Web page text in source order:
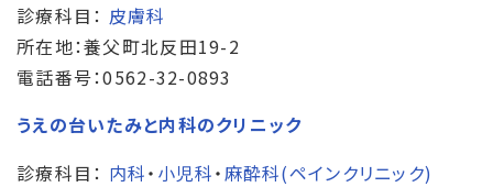
診療科目： 皮膚科
所在地：養父町北反田19-2
電話番号：0562-32-0893
うえの台いたみと内科のクリニック
診療科目： 内科・ 小児科・ 麻酔科(ペインクリニック)